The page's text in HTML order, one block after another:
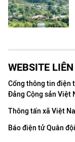
WEBSITE
Cổng thông tin điện
Đảng Cộng sản Việt
Thông tấn xã Việt
Báo điện tử Quân